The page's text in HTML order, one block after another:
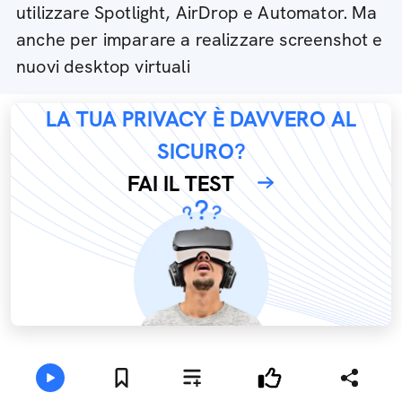
utilizzare Spotlight, AirDrop e Automator. Ma
anche per imparare a realizzare screenshot e
nuovi desktop virtuali
LA TUA PRIVACY È DAVVERO AL
SICURO?
FAI IL TEST